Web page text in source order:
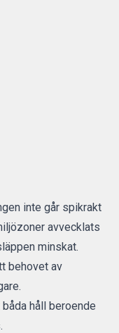
inte går spikrakt
avvecklats
minskat.
behovet av
håll beroende